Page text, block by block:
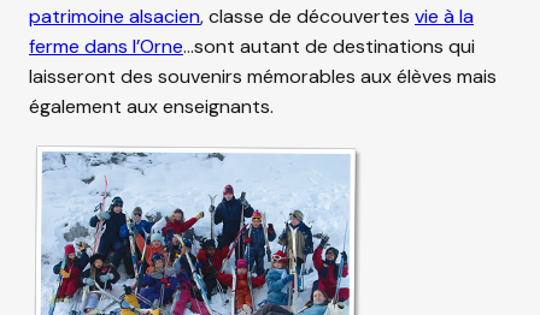
patrimoine alsacien, classe de découvertes vie à la
ferme dans l’Orne…sont autant de destinations qui
laisseront des souvenirs mémorables aux élèves mais
également aux enseignants.